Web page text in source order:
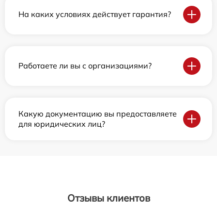
На каких условиях действует гарантия?
Работаете ли вы с организациями?
Какую документацию вы предоставляете
для юридических лиц?
Отзывы клиентов